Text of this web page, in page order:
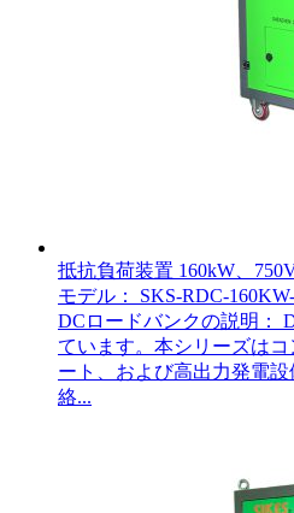
抵抗負荷装置 160kW、
モデル： SKS-RDC-
DCロードバンクの説明：
ています。本シリーズは
ート、および高出力発電
絡...